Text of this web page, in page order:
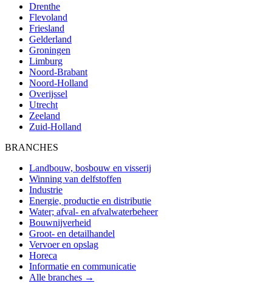
Drenthe
Flevoland
Friesland
Gelderland
Groningen
Limburg
Noord-Brabant
Noord-Holland
Overijssel
Utrecht
Zeeland
Zuid-Holland
BRANCHES
Landbouw, bosbouw en visserij
Winning van delfstoffen
Industrie
Energie, productie en distributie
Water; afval- en afvalwaterbeheer
Bouwnijverheid
Groot- en detailhandel
Vervoer en opslag
Horeca
Informatie en communicatie
Alle branches →